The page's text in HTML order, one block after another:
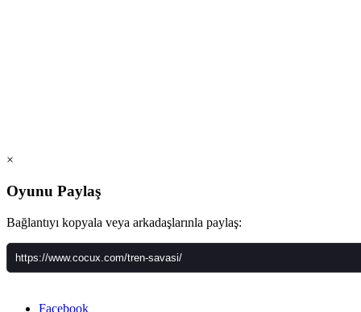
×
Oyunu Paylaş
Bağlantıyı kopyala veya arkadaşlarınla paylaş:
Facebook